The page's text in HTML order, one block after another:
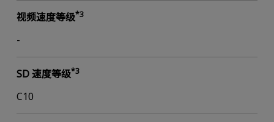
视频速度等级*3
-
SD 速度等级*3
C10